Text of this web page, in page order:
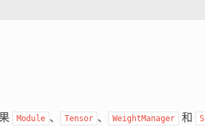
Module 、 Tensor 、 WeightManager 和